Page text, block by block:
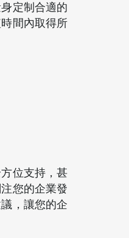
定制合適的
間內取得所
位支持，甚
您的企業發
，讓您的企